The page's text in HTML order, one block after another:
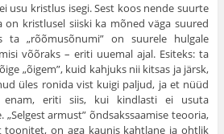
usu kristlus isegi. Sest koos nende suurte
on kristlusel siiski ka mõned väga suured
ta „rõõmusõnumi” on suurele hulgale
võõraks – eriti uuemal ajal. Esiteks: ta
„õigem”, kuid kahjuks nii kitsas ja järsk,
üles ronida vist kuigi paljud, ja et nüüd
eriti siis, kui kindlasti ei usuta
„Selgest armust” õndsakssaamise teooria,
on aga kaunis kahtlane ja ohtlik